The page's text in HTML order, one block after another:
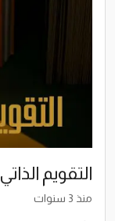
التقويم
منذ 3 سنوات